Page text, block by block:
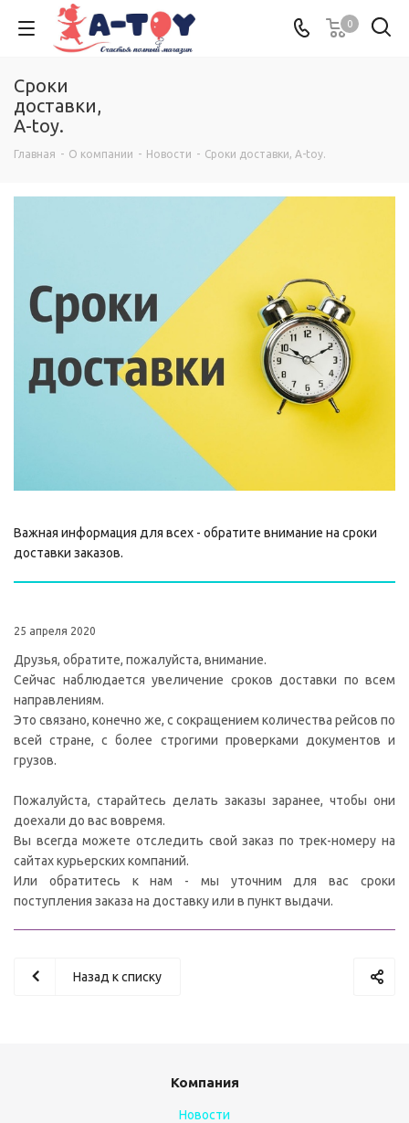
0
Сроки
доставки,
A-toy.
Главная - О компании - Новости - Сроки доставки, A-toy.
Важная информация для всех - обратите внимание на сроки
доставки заказов.
25 апреля 2020
Друзья, обратите, пожалуйста, внимание.
Сейчас наблюдается увеличение сроков доставки по всем
направлениям.
Это связано, конечно же, с сокращением количества рейсов по
всей стране, с более строгими проверками документов и
грузов.
Пожалуйста, старайтесь делать заказы заранее, чтобы они
доехали до вас вовремя.
Вы всегда можете отследить свой заказ по трек-номеру на
сайтах курьерских компаний.
Или обратитесь к нам - мы уточним для вас сроки
поступления заказа на доставку или в пункт выдачи.
Назад к списку
Компания
Новости